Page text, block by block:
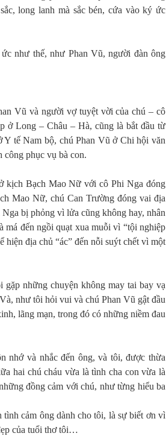
long lanh mà sắc bén, cứa vào ký ức
như thế, như Phan Vũ, người đàn ông
Vũ và người vợ tuyệt vời của chú – cô
ở Long – Châu – Hà, cũng là bắt đầu từ
Y tế Nam bộ, chú Phan Vũ ở Chi hội văn
công phục vụ bà con.
kịch Bạch Mao Nữ với cô Phi Nga đóng
Mao Nữ, chú Can Trường đóng vai địa
bị phỏng vì lửa cũng không hay, nhân
má đến ngồi quạt xua muỗi vì “tội nghiệp
hiện địa chủ “ác” đến nỗi suýt chết vì một
những chuyện không may tai bay vạ
như tôi hỏi vui và chú Phan Vũ gật đầu
lãng mạn, trong đó có những niềm đau
nhớ và nhắc đến ông, và tôi, được thừa
hai chú cháu vừa là tình cha con vừa là
đồng cảm với chú, như từng hiểu ba
cảm ông dành cho tôi, là sự biết ơn vì
của tuổi thơ tôi…